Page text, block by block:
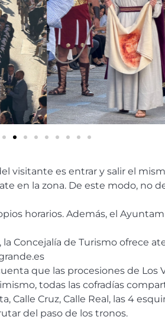
visitante es entrar y salir el
en la zona. De este modo, no
horarios. Además, el
la Concejalía de Turismo ofrece
que las procesiones de Los
todas las cofradías
Calle Cruz, Calle Real, las 4
del paso de los tronos.